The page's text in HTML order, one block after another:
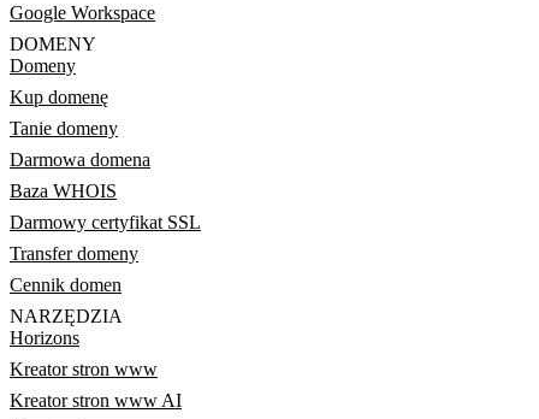
Google Workspace
DOMENY
Domeny
Kup domenę
Tanie domeny
Darmowa domena
Baza WHOIS
Darmowy certyfikat SSL
Transfer domeny
Cennik domen
NARZĘDZIA
Horizons
Kreator stron www
Kreator stron www AI